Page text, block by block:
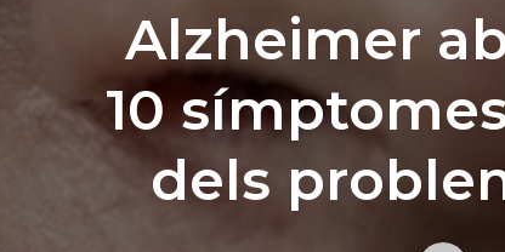
Alzheimer
10
dels